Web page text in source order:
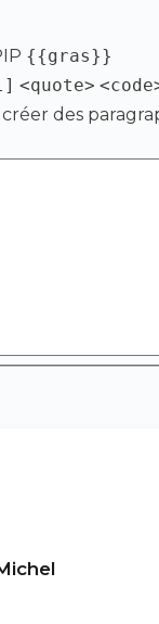
{{gras}}
<quote>
des